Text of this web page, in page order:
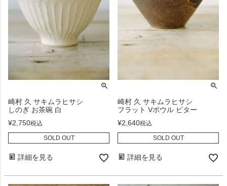
崎村 久 サキムラヒサシ
しのぎ お茶碗 白
¥2,750税込
SOLD OUT
詳細を見る
崎村 久 サキムラヒサシ
フラット Vボウル ビター
¥2,640税込
SOLD OUT
詳細を見る